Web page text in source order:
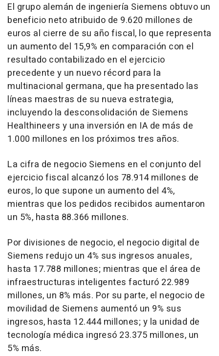
El grupo alemán de ingeniería Siemens obtuvo un
beneficio neto atribuido de 9.620 millones de
euros al cierre de su año fiscal, lo que representa
un aumento del 15,9% en comparación con el
resultado contabilizado en el ejercicio
precedente y un nuevo récord para la
multinacional germana, que ha presentado las
líneas maestras de su nueva estrategia,
incluyendo la desconsolidación de Siemens
Healthineers y una inversión en IA de más de
1.000 millones en los próximos tres años.
La cifra de negocio Siemens en el conjunto del
ejercicio fiscal alcanzó los 78.914 millones de
euros, lo que supone un aumento del 4%,
mientras que los pedidos recibidos aumentaron
un 5%, hasta 88.366 millones.
Por divisiones de negocio, el negocio digital de
Siemens redujo un 4% sus ingresos anuales,
hasta 17.788 millones; mientras que el área de
infraestructuras inteligentes facturó 22.989
millones, un 8% más. Por su parte, el negocio de
movilidad de Siemens aumentó un 9% sus
ingresos, hasta 12.444 millones; y la unidad de
tecnología médica ingresó 23.375 millones, un
5% más.